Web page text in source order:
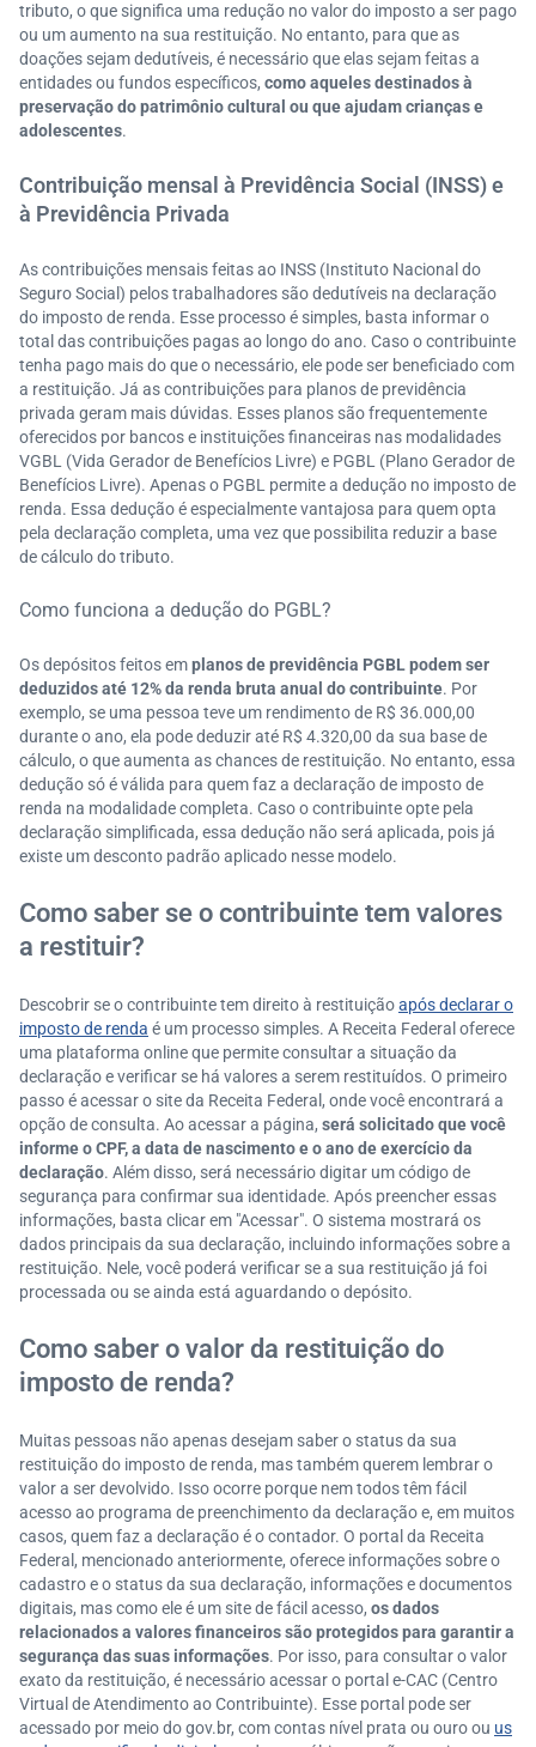
tributo, o que significa uma redução no valor do imposto a ser pago
ou um aumento na sua restituição. No entanto, para que as
doações sejam dedutíveis, é necessário que elas sejam feitas a
entidades ou fundos específicos, como aqueles destinados à
preservação do patrimônio cultural ou que ajudam crianças e
adolescentes.
Contribuição mensal à Previdência Social (INSS) e
à Previdência Privada
As contribuições mensais feitas ao INSS (Instituto Nacional do
Seguro Social) pelos trabalhadores são dedutíveis na declaração
do imposto de renda. Esse processo é simples, basta informar o
total das contribuições pagas ao longo do ano. Caso o contribuinte
tenha pago mais do que o necessário, ele pode ser beneficiado com
a restituição. Já as contribuições para planos de previdência
privada geram mais dúvidas. Esses planos são frequentemente
oferecidos por bancos e instituições financeiras nas modalidades
VGBL (Vida Gerador de Benefícios Livre) e PGBL (Plano Gerador de
Benefícios Livre). Apenas o PGBL permite a dedução no imposto de
renda. Essa dedução é especialmente vantajosa para quem opta
pela declaração completa, uma vez que possibilita reduzir a base
de cálculo do tributo.
Como funciona a dedução do PGBL?
Os depósitos feitos emplanos de previdência PGBL podem ser
deduzidos até 12% da renda bruta anual do contribuinte. Por
exemplo, se uma pessoa teve um rendimento de R$ 36.000,00
durante o ano, ela pode deduzir até R$ 4.320,00 da sua base de
cálculo, o que aumenta as chances de restituição. No entanto, essa
dedução só é válida para quem faz a declaração de imposto de
renda na modalidade completa. Caso o contribuinte opte pela
declaração simplificada, essa dedução não será aplicada, pois já
existe um desconto padrão aplicado nesse modelo.
Como saber se o contribuinte tem valores
a restituir?
Descobrir se o contribuinte tem direito à restituiçãoapós declarar o
imposto de renda é um processo simples. A Receita Federal oferece
uma plataforma online que permite consultar a situação da
declaração e verificar se há valores a serem restituídos. O primeiro
passo é acessar o site da Receita Federal, onde você encontrará a
opção de consulta. Ao acessar a página, será solicitado que você
informe o CPF, a data de nascimento e o ano de exercício da
declaração. Além disso, será necessário digitar um código de
segurança para confirmar sua identidade. Após preencher essas
informações, basta clicar em "Acessar". O sistema mostrará os
dados principais da sua declaração, incluindo informações sobre a
restituição. Nele, você poderá verificar se a sua restituição já foi
processada ou se ainda está aguardando o depósito.
Como saber o valor da restituição do
imposto de renda?
Muitas pessoas não apenas desejam saber o status da sua
restituição do imposto de renda, mas também querem lembrar o
valor a ser devolvido. Isso ocorre porque nem todos têm fácil
acesso ao programa de preenchimento da declaração e, em muitos
casos, quem faz a declaração é o contador. O portal da Receita
Federal, mencionado anteriormente, oferece informações sobre o
cadastro e o status da sua declaração, informações e documentos
digitais, mas como ele é um site de fácil acesso, os dados
relacionados a valores financeiros são protegidos para garantir a
segurança das suas informações. Por isso, para consultar o valor
exato da restituição, é necessário acessar o portal e-CAC (Centro
Virtual de Atendimento ao Contribuinte). Esse portal pode ser
acessado por meio do gov.br, com contas nível prata ou ouro ou us